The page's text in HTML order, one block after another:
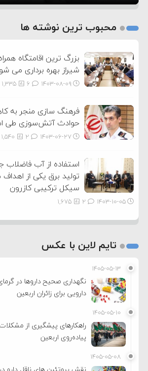
2
محبوب ترین نوشته ها
بزرگ ترین اقامتگاه
شیراز بهره برداری می
۱۴۰۳-۰۸-۰۹ 1,335
حوادث آتش‌سوزی طی
۱۴۰۳-۰۶-۲۷ 1,540
استفاده از آب فاضلاب
تولید برق یکی از اهداف
سیکل ترکیبی کازرون
۱۴۰۳-۱۰-۰۵ 1,675
تایم لاین با عکس
۱۴۰۵-۰۵-۱۳
نگهداری صحیح داروها در
دارویی برای زائران اربعین
۱۴۰۵-۰۵-۱۰
راهکارهای پیشگیری از
پیاده‌روی اربعین
۱۴۰۵-۰۵-۰۸